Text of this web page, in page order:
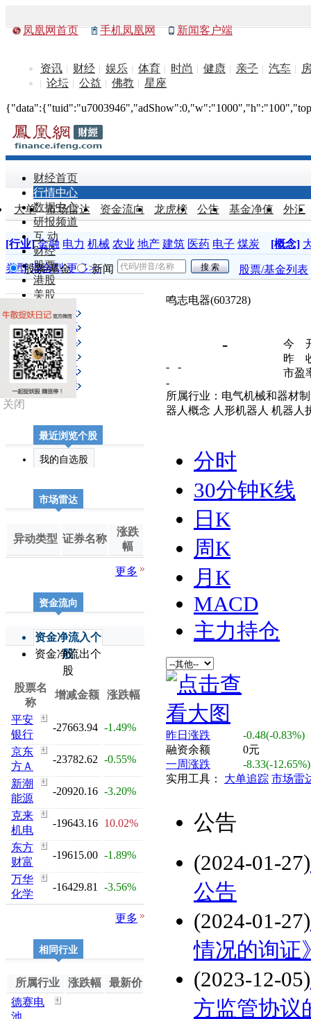
关闭
凤凰网首页 手机凤凰网 新闻客户端
资讯 财经 娱乐 体育 时尚 健康 亲子 汽车
论坛
公益 佛教 星座
财经首页
行情中心
数据中心
研报频道
互 动
财经
股票
港股
美股
创业板
新股
外汇
理财
基金
期货
大单 市场雷达 资金流向 龙虎榜 公告 基金净值 外汇
[行业] 金融 电力 机械 农业 地产 建筑 医药 电子 煤炭 [概念]
券型 混合型 更多>>
股票/基金 新闻 股票/基金列表
个股资金
市场速览
投资工具
主力动向
公司动态
送配解禁
最近浏览个股
我的自选股
市场雷达
异动类型 证券名称
涨跌
幅
更多
资金流向
资金净流入个
股
资金净流出个
股
股票名
称
增减金额 涨跌幅
平安
银行
-27663.94 -1.49%
京东
方Ａ
-23782.62 -0.55%
新潮
能源
-20920.16 -3.20%
克来
机电
-19643.16 10.02%
东方
财富
-19615.00 -1.89%
万华
化学
-16429.81 -3.56%
更多
相同行业
所属行业 涨跌幅
最新价
德赛电
池
鸣志电器(603728)
-
- -
-
今
昨
市盈
所属行业：电气机械和器材
器人概念 人形机器人 机器人
分时
30分钟K线
日K
周K
月K
MACD
主力持仓
昨日涨跌
-0.48(-0.83%)
融资余额
0元
一周涨跌
-8.33(-12.65%)
实用工具： 大单追踪 市场雷
公告
(2024-01-27)
公告
(2024-01-27)
情况的询证
(2023-12-05)
方监管协议